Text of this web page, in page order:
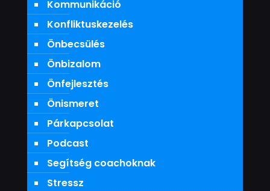
Kommunikáció
Konfliktuskezelés
Önbecsülés
Önbizalom
Önfejlesztés
Önismeret
Párkapcsolat
Podcast
Segítség coachoknak
Stressz